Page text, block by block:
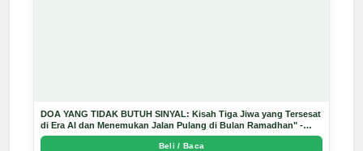
DOA YANG TIDAK BUTUH SINYAL: Kisah Tiga Jiwa yang Tersesat
di Era AI dan Menemukan Jalan Pulang di Bulan Ramadhan" -
Arda Dinata
Beli / Baca